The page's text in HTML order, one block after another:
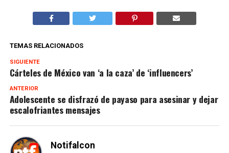
TEMAS RELACIONADOS
SIGUIENTE
Cárteles de México van ‘a la caza’ de ‘influencers’
ANTERIOR
Adolescente se disfrazó de payaso para asesinar y dejar
escalofriantes mensajes
Notifalcon